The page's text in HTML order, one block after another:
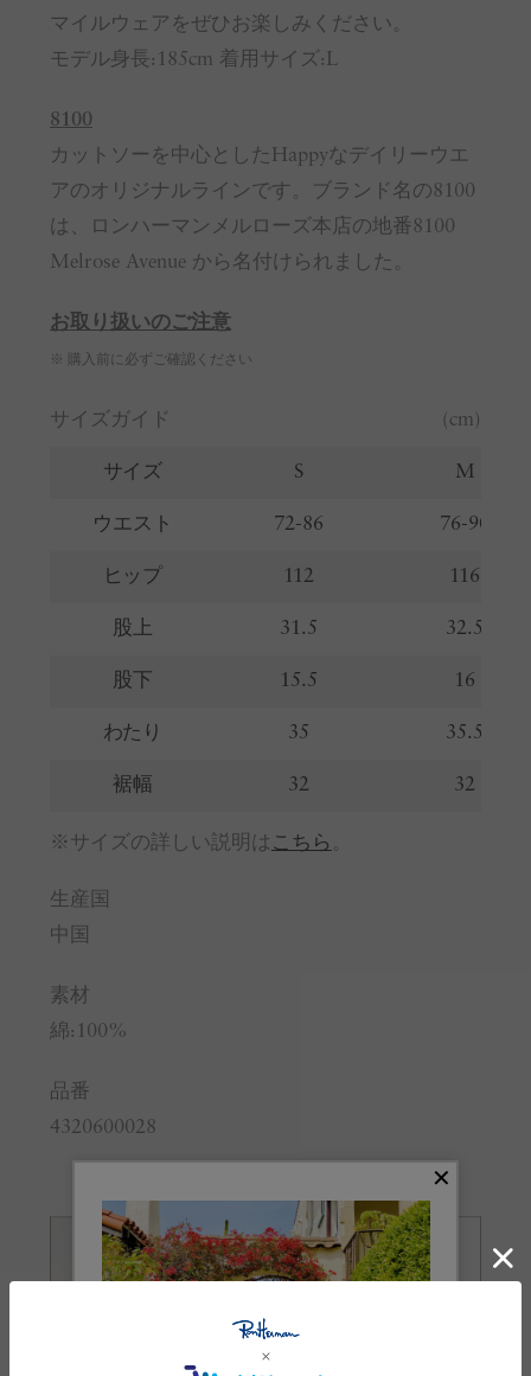
マイルウェアをぜひお楽しみください。
モデル身長:185cm 着用サイズ:L
8100
カットソーを中心としたHappyなデイリーウエ
アのオリジナルラインです。ブランド名の8100
は、ロンハーマンメルローズ本店の地番8100
Melrose Avenue から名付けられました。
お取り扱いのご注意
※ 購入前に必ずご確認ください
サイズガイド (cm)
サイズ S M
ウエスト 72-86 76-90
ヒップ 112 116
股上 31.5 32.5
股下 15.5 16
わたり 35 35.5
裾幅 32 32
※サイズの詳しい説明は こちら 。
生産国
中国
素材
綿:100%
品番
4320600028